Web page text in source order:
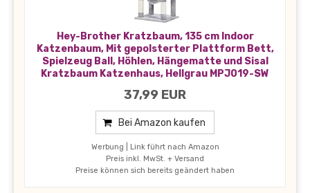
Hey-Brother Kratzbaum, 135 cm Indoor
Katzenbaum, Mit gepolsterter Plattform Bett,
Spielzeug Ball, Höhlen, Hängematte und Sisal
Kratzbaum Katzenhaus, Hellgrau MPJ019-SW
37,99 EUR
Bei Amazon kaufen
Werbung | Link führt nach Amazon
Preis inkl. MwSt. + Versand
Preise können sich bereits geändert haben